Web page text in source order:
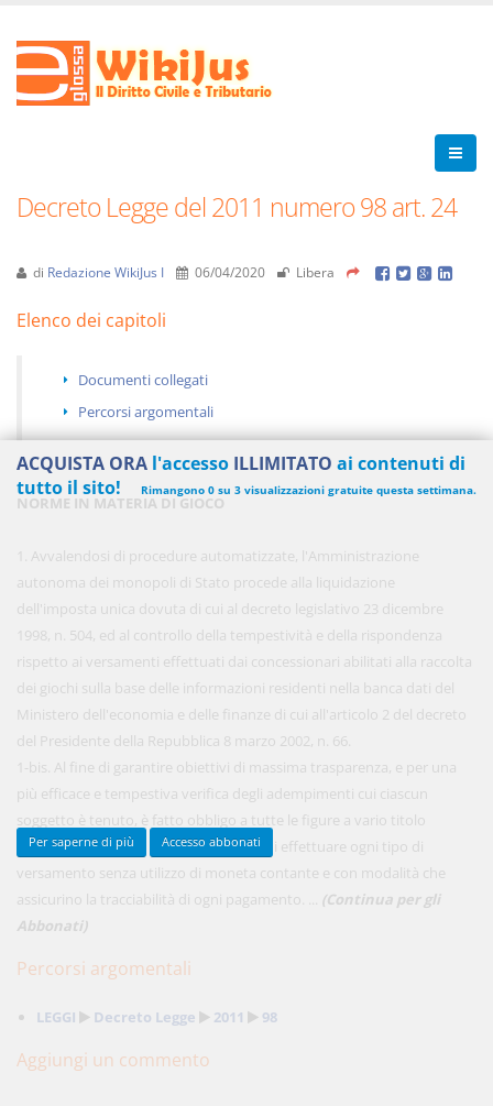
Decreto Legge del 2011 numero 98 art. 24
di Redazione WikiJus I 06/04/2020 Libera
Elenco dei capitoli
Documenti collegati
Percorsi argomentali
NORME IN MATERIA DI GIOCO
1. Avvalendosi di procedure automatizzate, l'Amministrazione
autonoma dei monopoli di Stato procede alla liquidazione
dell'imposta unica dovuta di cui al decreto legislativo 23 dicembre
1998, n. 504, ed al controllo della tempestività e della rispondenza
rispetto ai versamenti effettuati dai concessionari abilitati alla raccolta
dei giochi sulla base delle informazioni residenti nella banca dati del
Ministero dell'economia e delle finanze di cui all'articolo 2 del decreto
del Presidente della Repubblica 8 marzo 2002, n. 66.
1-bis. Al fine di garantire obiettivi di massima trasparenza, e per una
più efficace e tempestiva verifica degli adempimenti cui ciascun
soggetto è tenuto, è fatto obbligo a tutte le figure a vario titolo
operanti nella filiera del sistema gioco di effettuare ogni tipo di
versamento senza utilizzo di moneta contante e con modalità che
assicurino la tracciabilità di ogni pagamento. ... (Continua per gli
Abbonati)
Percorsi argomentali
LEGGI Decreto Legge 2011 98
Aggiungi un commento
ACQUISTA ORA l'accesso ILLIMITATO ai contenuti di
tutto il sito!
Rimangono 0 su 3 visualizzazioni gratuite questa settimana.
450,00 € ANNUALI
anziché570.00€, risparmi il 21%!
Acquista ora
48,00 € MENSILI
Acquista ora
Per saperne di più Accesso abbonati